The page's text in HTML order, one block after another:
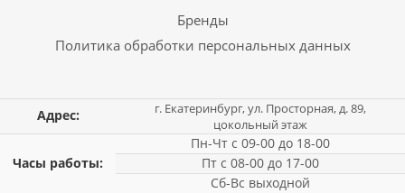
Бренды
Политика обработки персональных данных
Адрес:
г. Екатеринбург, ул. Просторная, д. 89,
цокольный этаж
Часы работы:
Пн-Чт с 09-00 до 18-00
Пт с 08-00 до 17-00
Сб-Вс выходной